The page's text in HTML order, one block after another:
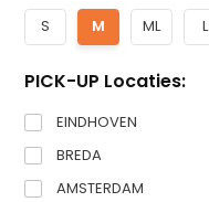
S M ML L
PICK-UP Locaties:
EINDHOVEN
BREDA
AMSTERDAM